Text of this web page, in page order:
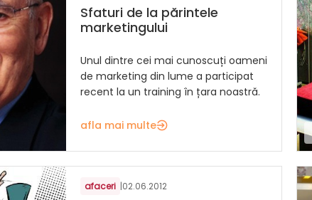
Sfaturi de la părintele
marketingului
Unul dintre cei mai cunoscuți oameni
de marketing din lume a participat
recent la un training în țara noastră.
afla mai multe
afaceri |02.06.2012